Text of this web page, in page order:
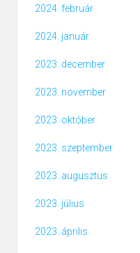
2024. február
2024. január
2023. december
2023. november
2023. október
2023. szeptember
2023. augusztus
2023. július
2023. április